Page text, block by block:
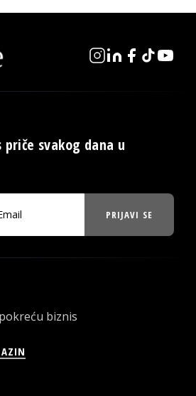
svakog dana u
PRIJAVI SE
biznis